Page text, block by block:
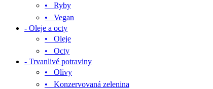
• Ryby
• Vegan
- Oleje a octy
• Oleje
• Octy
- Trvanlivé potraviny
• Olivy
• Konzervovaná zelenina